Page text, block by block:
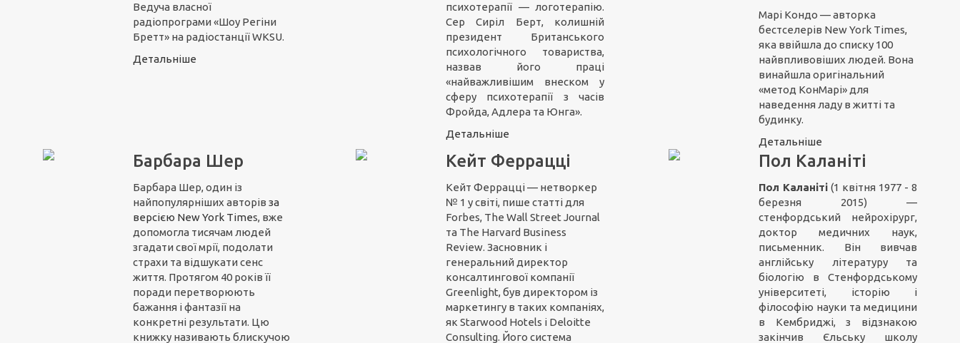
Ведуча власної
радіопрограми «Шоу Регіни
Бретт» на радіостанції WKSU.
Детальніше
психотерапії — логотерапію.
Сер Сиріл Берт, колишній
президент Британського
психологічного товариства,
назвав його праці
«найважливішим внеском у
сферу психотерапії з часів
Фройда, Адлера та Юнга».
Детальніше
Марі Кондо — авторка
бестселерів New York Times,
яка ввійшла до списку 100
найвпливовіших людей. Вона
винайшла оригінальний
«метод КонМарі» для
наведення ладу в житті та
будинку.
Детальніше
Барбара Шер
Барбара Шер, один із
найпопулярніших авторів за
версією New York Times, вже
допомогла тисячам людей
згадати свої мрії, подолати
страхи та відшукати сенс
життя. Протягом 40 років її
поради перетворюють
бажання і фантазії на
конкретні результати. Цю
книжку називають блискучою
Кейт Феррацці
Кейт Феррацці — нетворкер
№ 1 у світі, пише статті для
Forbes, The Wall Street Journal
та The Harvard Business
Review. Засновник і
генеральний директор
консалтингової компанії
Greenlight, був директором із
маркетингу в таких компаніях,
як Starwood Hotels і Deloitte
Consulting. Його система
Пол Каланіті
Пол Каланіті (1 квітня 1977 - 8
березня 2015) —
стенфордський нейрохірург,
доктор медичних наук,
письменник. Він вивчав
англійську літературу та
біологію в Стенфордському
університеті, історію і
філософію науки та медицини
в Кембриджі, з відзнакою
закінчив Єльську школу